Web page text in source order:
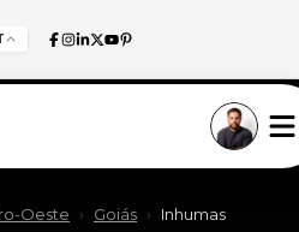
Oeste › Goiás › Inhumas